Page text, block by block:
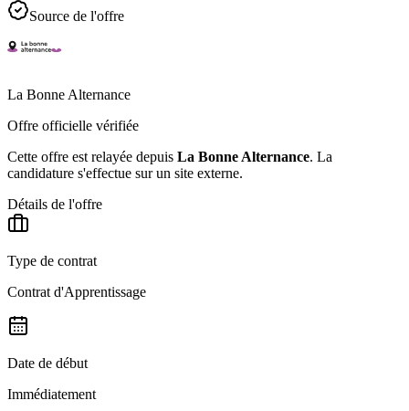
Source de l'offre
La Bonne Alternance
Offre officielle vérifiée
Cette offre est relayée depuis La Bonne Alternance. La
candidature s'effectue sur un site externe.
Détails de l'offre
Type de contrat
Contrat d'Apprentissage
Date de début
Immédiatement